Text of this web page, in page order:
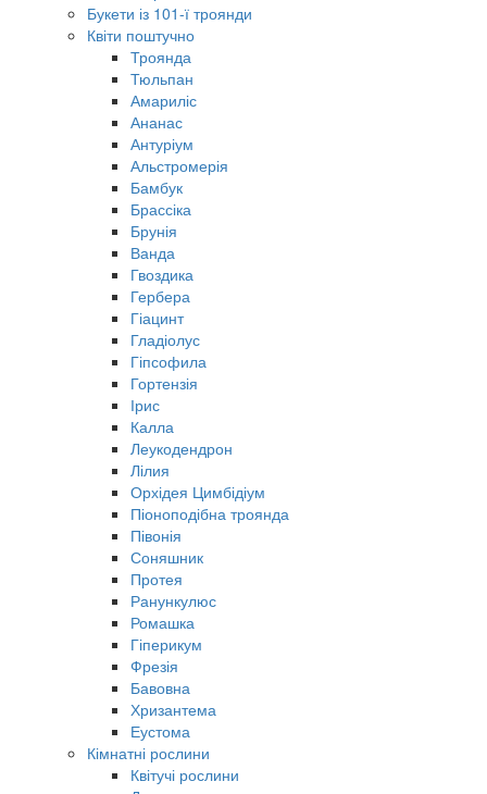
Букети із 101-ї троянди
Квіти поштучно
Троянда
Тюльпан
Амариліс
Ананас
Антуріум
Альстромерія
Бамбук
Брассіка
Брунія
Ванда
Гвоздика
Гербера
Гіацинт
Гладіолус
Гіпсофила
Гортензія
Ірис
Калла
Леукодендрон
Лілия
Орхідея Цимбідіум
Піоноподібна троянда
Півонія
Соняшник
Протея
Ранункулюс
Ромашка
Гіперикум
Фрезія
Бавовна
Хризантема
Еустома
Кімнатні рослини
Квітучі рослини